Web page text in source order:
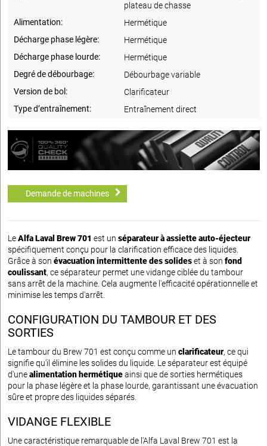
plateau de chasse
Alimentation:
Hermétique
Décharge phase légère:
Hermétique
Décharge phase lourde:
Hermétique
Degré de débourbage:
Débourbage variable
Version de bol:
Clarificateur
Type d’entraînement:
Entraînement direct
Demande de machines
LeAlfa Laval Brew 701 est un séparateur à assiette auto-éjecteur
spécifiquement conçu pour la clarification efficace des liquides.
Grâce à son évacuation intermittente des solideset à son fond
coulissant, ce séparateur permet une vidange ciblée du tambour
sans arrêt de la machine. Cela augmente l'efficacité opérationnelle et
minimise les temps d'arrêt.
CONFIGURATION DU TAMBOUR ET DES
SORTIES
Le tambour du Brew 701 est conçu comme un clarificateur, ce qui
signifie qu'il élimine les solides du liquide. Le séparateur est équipé
d'unealimentation hermétiqueainsi que de sorties hermétiques
pour la phase légère et la phase lourde, garantissant une évacuation
sûre et propre des liquides séparés.
VIDANGE FLEXIBLE
Une caractéristique remarquable de l'Alfa Laval Brew 701 est la